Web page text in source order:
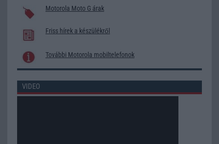
Motorola Moto G árak
Friss hírek a készülékről
További Motorola mobiltelefonok
VIDEO